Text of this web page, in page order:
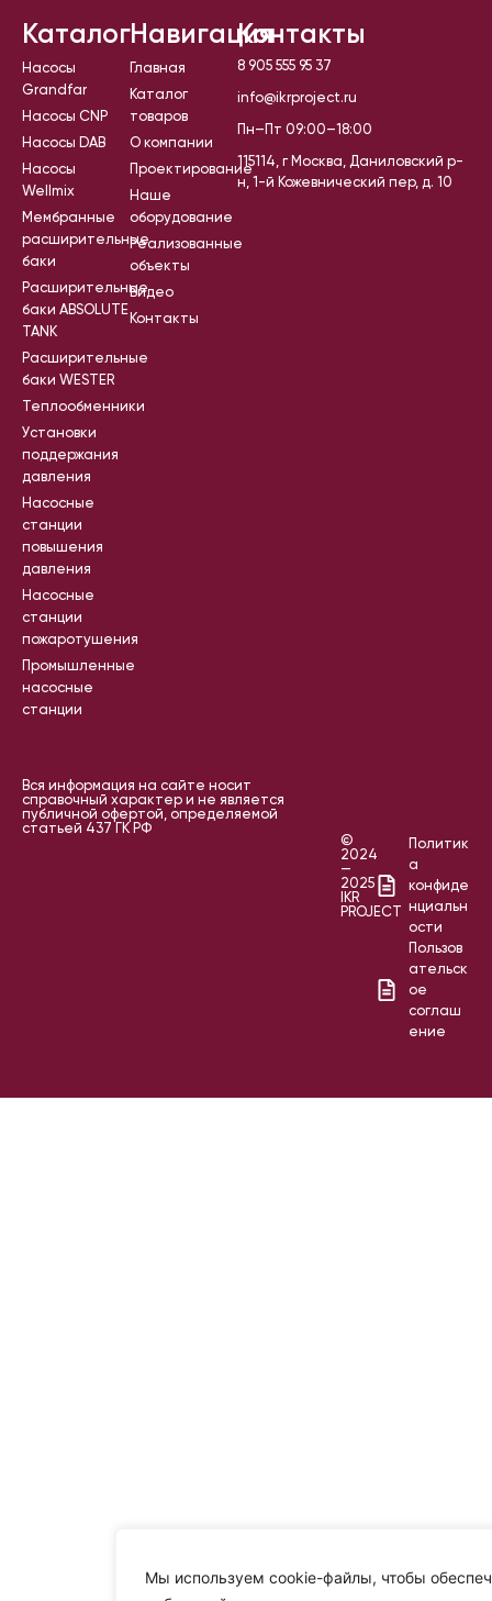
Мы используем cookie-файлы, чтобы
Каталог
Насосы
Grandfar
Насосы CNP
Насосы DAB
Насосы
Wellmix
Мембранные
расширительные
баки
Расширительные
баки ABSOLUTE
TANK
Расширительные
баки WESTER
Теплообменники
Установки
поддержания
давления
Насосные
станции
повышения
давления
Насосные
станции
пожаротушения
Промышленные
насосные
станции
Навигация
Главная
Каталог
товаров
О компании
Проектирование
Наше
оборудование
Реализованные
объекты
Видео
Контакты
Контакты
8 905 555 95 37
info@ikrproject.ru
Пн–Пт 09:00–18:00
115114, г Москва, Даниловский р-
н, 1-й Кожевнический пер, д. 10
Вся информация на сайте носит
справочный характер и не является
публичной офертой, определяемой
статьей 437 ГК РФ
©
2024
—
2025
IKR
PROJECT
Политик
а
конфиде
нциальн
ости
Пользов
ательск
ое
соглаш
ение